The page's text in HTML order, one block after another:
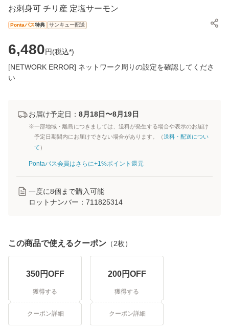
お刺身可 チリ産 定塩サーモン
Pontaパス特典 サンキュー配送
6,480円(税込*)
[NETWORK ERROR] ネットワーク周りの設定を確認してくださ
い
お届け予定日： 8月18日〜8月19日
※一部地域・離島につきましては、送料が発生する場合や表示のお届け
予定日期間内にお届けできない場合があります。（送料・配送につい
て ）
Pontaパス会員はさらに+1%ポイント還元
一度に8個まで購入可能
ロットナンバー： 711825314
この商品で使えるクーポン （2枚）
350円OFF
獲得する
クーポン詳細
200円OFF
獲得する
クーポン詳細